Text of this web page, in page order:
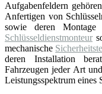
Aufgabenfeldern
Anfertigen von
sowie deren
Schlüsseldienstmonteur
mechanische
deren Installation
Fahrzeugen jeder Art
Leistungsspektrum eines